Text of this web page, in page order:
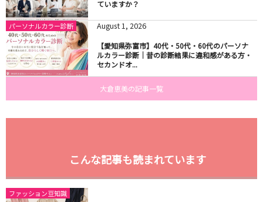
ていますか？
パーソナルカラー診断 August 1 , 2026
【愛知県弥富市】40代・50代・60代のパーソナ
ルカラー診断｜昔の診断結果に違和感がある方・
セカンドオ...
大倉恵美の記事一覧
こんな記事も読まれています
ファッション豆知識